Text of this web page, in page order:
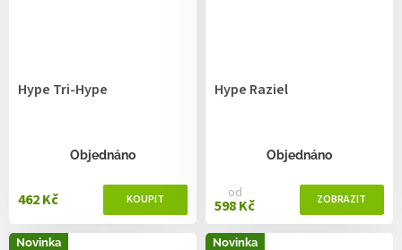
Hype Tri-Hype
Objednáno
462 Kč
Hype Raziel
Objednáno
od
598 Kč
Novinka Novinka